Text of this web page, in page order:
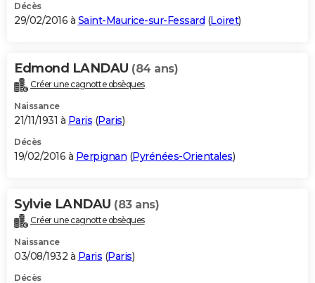
Décès
29/02/2016 à Saint-Maurice-sur-Fessard (Loiret)
Edmond LANDAU (84 ans)
Créer une cagnotte obsèques
Naissance
21/11/1931 à Paris (Paris)
Décès
19/02/2016 à Perpignan (Pyrénées-Orientales)
Sylvie LANDAU (83 ans)
Créer une cagnotte obsèques
Naissance
03/08/1932 à Paris (Paris)
Décès